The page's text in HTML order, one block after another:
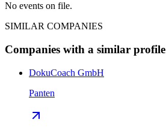
No events on file.
SIMILAR COMPANIES
Companies with a similar profile
DokuCoach GmbH
Panten